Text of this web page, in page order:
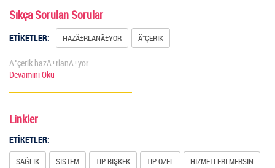
Sıkça Sorulan Sorular
ETİKETLER: HAZÄ±RLANÄ±YOR Ä°ÇERIK
Ä°çerik hazÄ±rlanÄ±yor...
Devamını Oku
Linkler
ETİKETLER:
SAĞLIK SISTEM TIP BIŞKEK TIP ÖZEL HIZMETLERI MERSIN